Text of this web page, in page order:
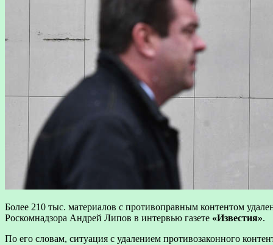
Более 210 тыс. материалов с противоправным контентом
Роскомнадзора Андрей Липов в интервью газете «Известия».
По его словам, ситуация с удалением противозаконного